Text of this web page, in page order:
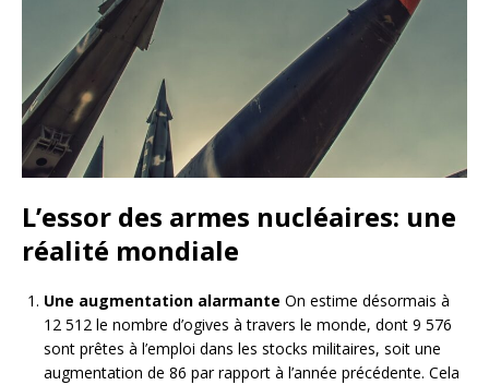
L’essor des armes nucléaires: une
réalité mondiale
Une augmentation alarmante On estime désormais à
12 512 le nombre d’ogives à travers le monde, dont 9 576
sont prêtes à l’emploi dans les stocks militaires, soit une
augmentation de 86 par rapport à l’année précédente. Cela